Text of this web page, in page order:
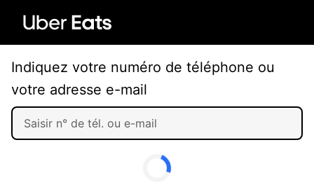
Indiquez votre numéro de téléphone ou
votre adresse e-mail